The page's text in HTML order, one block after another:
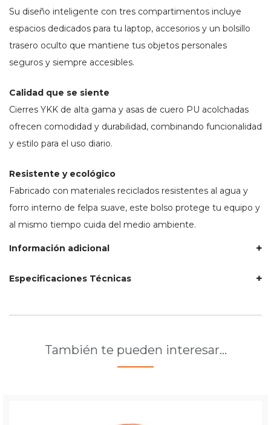
Su diseño inteligente con tres compartimentos incluye
espacios dedicados para tu laptop, accesorios y un bolsillo
trasero oculto que mantiene tus objetos personales
seguros y siempre accesibles.
Calidad que se siente
Cierres YKK de alta gama y asas de cuero PU acolchadas
ofrecen comodidad y durabilidad, combinando funcionalidad
y estilo para el uso diario.
Resistente y ecológico
Fabricado con materiales reciclados resistentes al agua y
forro interno de felpa suave, este bolso protege tu equipo y
al mismo tiempo cuida del medio ambiente.
Información adicional
Especificaciones Técnicas
También te pueden interesar…